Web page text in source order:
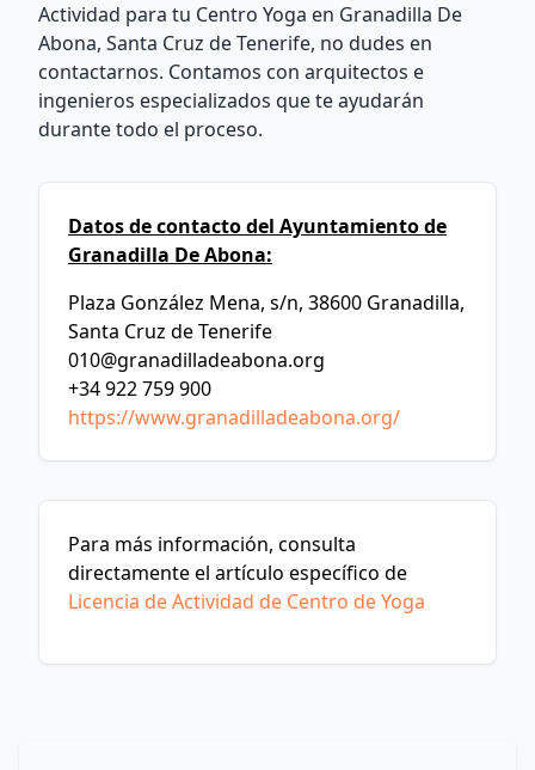
Actividad para tu Centro Yoga en Granadilla De
Abona, Santa Cruz de Tenerife, no dudes en
contactarnos. Contamos con arquitectos e
ingenieros especializados que te ayudarán
durante todo el proceso.
Datos de contacto del Ayuntamiento de
Granadilla De Abona:
Plaza González Mena, s/n, 38600 Granadilla,
Santa Cruz de Tenerife
010@granadilladeabona.org
+34 922 759 900
https://www.granadilladeabona.org/
Para más información, consulta
directamente el artículo específico de
Licencia de Actividad de Centro de Yoga